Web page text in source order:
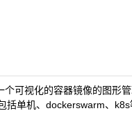
可视化的容器镜像的图形
括单机、dockerswarm、